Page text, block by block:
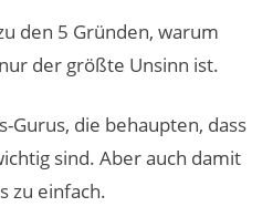
den 5 Gründen, warum
der größte Unsinn ist.
Gurus, die behaupten, dass
sind. Aber auch damit
zu einfach.